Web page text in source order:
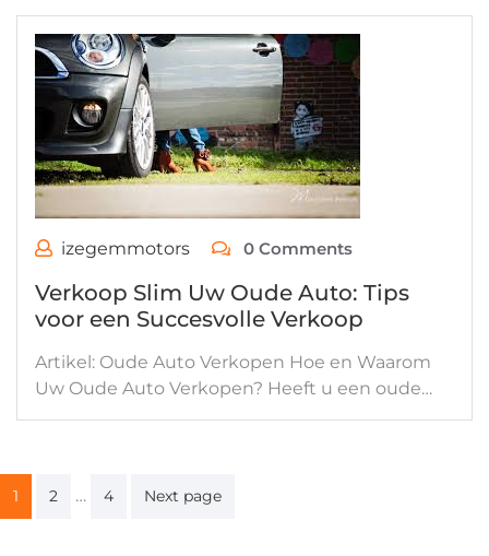
izegemmotors 0 Comments
Verkoop Slim Uw Oude Auto: Tips
voor een Succesvolle Verkoop
Artikel: Oude Auto Verkopen Hoe en Waarom
Uw Oude Auto Verkopen? Heeft u een oude…
Berichten
1 2 … 4 Next page